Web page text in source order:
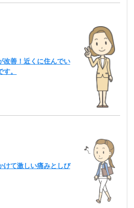
改善！近くに住んでい
。
けて激しい痛みとしび